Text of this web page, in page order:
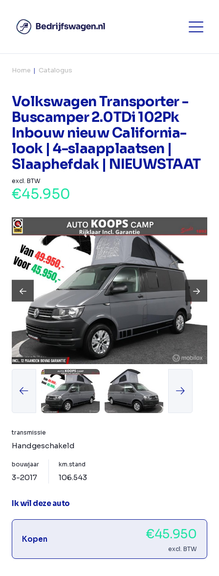
Home Catalogus
Volkswagen Transporter -
Buscamper 2.0TDi 102Pk
Inbouw nieuw California-
look | 4-slaapplaatsen |
Slaaphefdak | NIEUWSTAAT
excl. BTW
€45.950
transmissie
Handgeschakeld
bouwjaar
3-2017
km.stand
106.543
Ik wil deze auto
Kopen €45.950
excl. BTW